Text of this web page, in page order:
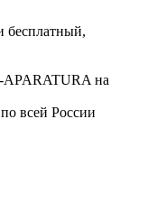
бесплатный,
на
всей России